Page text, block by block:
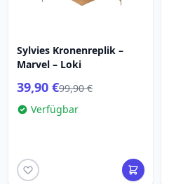
Sylvies Kronenreplik –
Marvel – Loki
39,90 €99,90 €
Verfügbar